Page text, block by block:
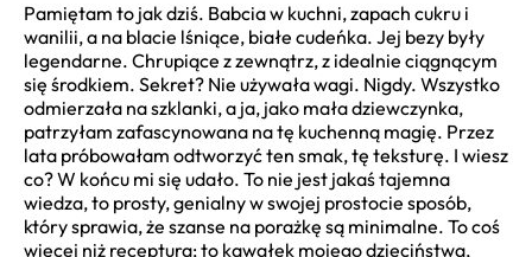
Pamiętam to jak dziś. Babcia w kuchni, zapach cukru i
wanilii, a na blacie lśniące, białe cudeńka. Jej bezy były
legendarne. Chrupiące z zewnątrz, z idealnie ciągnącym
się środkiem. Sekret? Nie używała wagi. Nigdy. Wszystko
odmierzała na szklanki, a ja, jako mała dziewczynka,
patrzyłam zafascynowana na tę kuchenną magię. Przez
lata próbowałam odtworzyć ten smak, tę teksturę. I wiesz
co? W końcu mi się udało. To nie jest jakaś tajemna
wiedza, to prosty, genialny w swojej prostocie sposób,
który sprawia, że szanse na porażkę są minimalne. To coś
więcej niż receptura; to kawałek mojego dzieciństwa,